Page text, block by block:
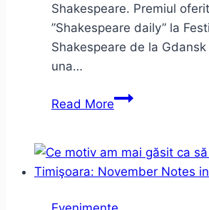
Shakespeare. Premiul
”Shakespeare daily” la
Shakespeare de la
una…
Read MoreHamlet
–
despre